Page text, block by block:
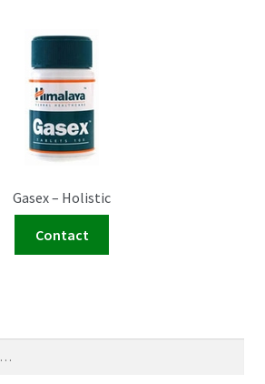
Gasex – Holistic
Contact